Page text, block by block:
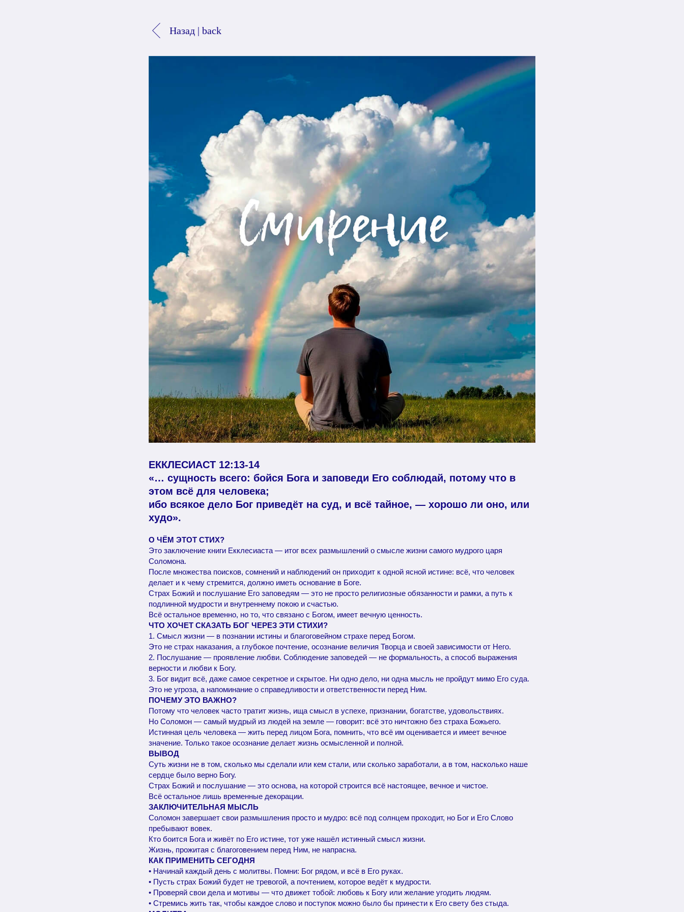
Назад | back
ЕККЛЕСИАСТ 12:13-14
«… сущность всего: бойся Бога и заповеди Его соблюдай, потому что в
этом всё для человека;
ибо всякое дело Бог приведёт на суд, и всё тайное, — хорошо ли оно, или
худо».
О ЧЁМ ЭТОТ СТИХ?
Это заключение книги Екклесиаста — итог всех размышлений о смысле жизни самого мудрого царя
Соломона.
После множества поисков, сомнений и наблюдений он приходит к одной ясной истине: всё, что человек
делает и к чему стремится, должно иметь основание в Боге.
Страх Божий и послушание Его заповедям — это не просто религиозные обязанности и рамки, а путь к
подлинной мудрости и внутреннему покою и счастью.
Всё остальное временно, но то, что связано с Богом, имеет вечную ценность.
ЧТО ХОЧЕТ СКАЗАТЬ БОГ ЧЕРЕЗ ЭТИ СТИХИ?
1. Смысл жизни — в познании истины и благоговейном страхе перед Богом.
Это не страх наказания, а глубокое почтение, осознание величия Творца и своей зависимости от Него.
2. Послушание — проявление любви. Соблюдение заповедей — не формальность, а способ выражения
верности и любви к Богу.
3. Бог видит всё, даже самое секретное и скрытое. Ни одно дело, ни одна мысль не пройдут мимо Его суда.
Это не угроза, а напоминание о справедливости и ответственности перед Ним.
ПОЧЕМУ ЭТО ВАЖНО?
Потому что человек часто тратит жизнь, ища смысл в успехе, признании, богатстве, удовольствиях.
Но Соломон — самый мудрый из людей на земле — говорит: всё это ничтожно без страха Божьего.
Истинная цель человека — жить перед лицом Бога, помнить, что всё им оценивается и имеет вечное
значение. Только такое осознание делает жизнь осмысленной и полной.
ВЫВОД
Суть жизни не в том, сколько мы сделали или кем стали, или сколько заработали, а в том, насколько наше
сердце было верно Богу.
Страх Божий и послушание — это основа, на которой строится всё настоящее, вечное и чистое.
Всё остальное лишь временные декорации.
ЗАКЛЮЧИТЕЛЬНАЯ МЫСЛЬ
Соломон завершает свои размышления просто и мудро: всё под солнцем проходит, но Бог и Его Слово
пребывают вовек.
Кто боится Бога и живёт по Его истине, тот уже нашёл истинный смысл жизни.
Жизнь, прожитая с благоговением перед Ним, не напрасна.
КАК ПРИМЕНИТЬ СЕГОДНЯ
• Начинай каждый день с молитвы. Помни: Бог рядом, и всё в Его руках.
• Пусть страх Божий будет не тревогой, а почтением, которое ведёт к мудрости.
• Проверяй свои дела и мотивы — что движет тобой: любовь к Богу или желание угодить людям.
• Стремись жить так, чтобы каждое слово и поступок можно было бы принести к Его свету без стыда.